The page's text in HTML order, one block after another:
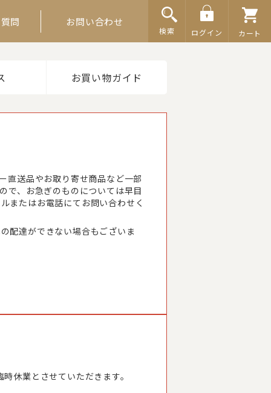
問 お問い合わせ
検索 ログイン カート
お買い物ガイド
直送品やお取り寄せ商品など一部
で、お急ぎのものについては早目
またはお電話にてお問い合わせく
配達ができない場合もございま
休業とさせていただきます。